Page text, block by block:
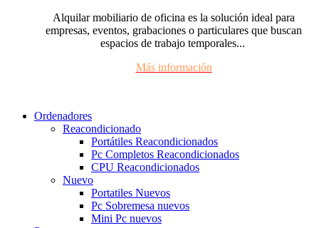
Alquilar mobiliario de oficina es la solución ideal para
empresas, eventos, grabaciones o particulares que buscan
espacios de trabajo temporales...
Más información
Ordenadores
Reacondicionado
Portátiles Reacondicionados
Pc Completos Reacondicionados
CPU Reacondicionados
Nuevo
Portatiles Nuevos
Pc Sobremesa nuevos
Mini Pc nuevos